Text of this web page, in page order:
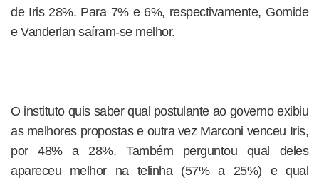
de Iris 28%. Para 7% e 6%, respectivamente, Gomide
e Vanderlan saíram-se melhor.
O instituto quis saber qual postulante ao governo exibiu
as melhores propostas e outra vez Marconi venceu Iris,
por 48% a 28%. Também perguntou qual deles
apareceu melhor na telinha (57% a 25%) e qual